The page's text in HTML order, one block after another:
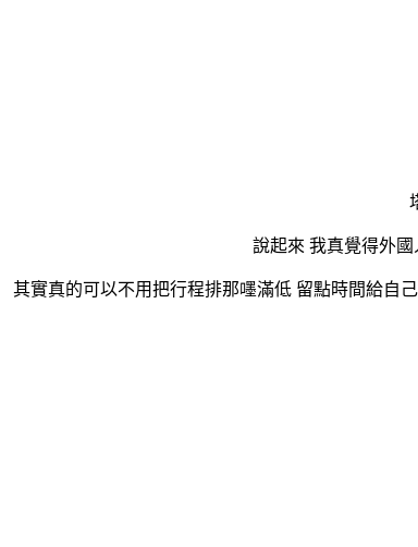
說起來 我真覺得外
其實真的可以不用把行程排那嚜滿低 留點時間給自